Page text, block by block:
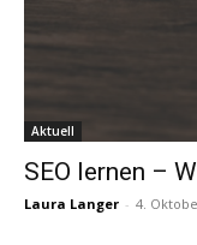
Aktuell
SEO lernen –
Laura Langer - 4.